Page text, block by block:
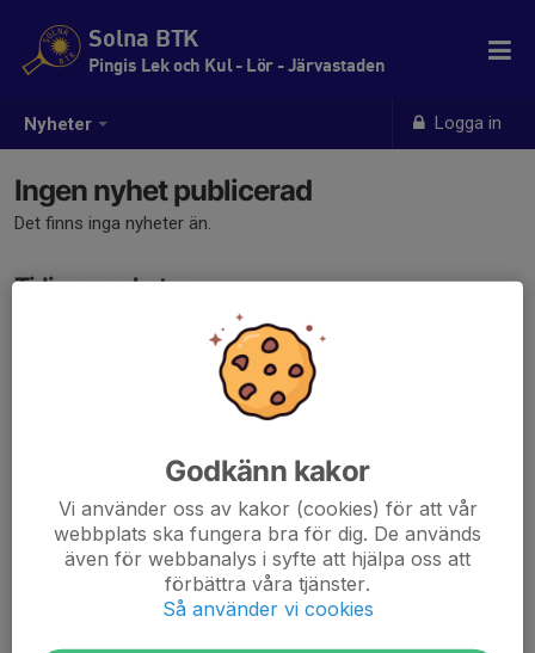
Nyheter Logga in
Solna BTK
Pingis Lek och Kul - Lör - Järvastaden
Ingen nyhet publicerad
Det finns inga nyheter än.
Tidigare nyheter
Det finns inga tidigare nyheter
Godkänn kakor
Vi använder oss av kakor (cookies) för att vår
webbplats ska fungera bra för dig. De används
även för webbanalys i syfte att hjälpa oss att
förbättra våra tjänster.
Så använder vi cookies